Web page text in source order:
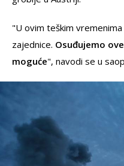
"U ovim teškim
zajednice. Osuđujemo
moguće", navodi se u